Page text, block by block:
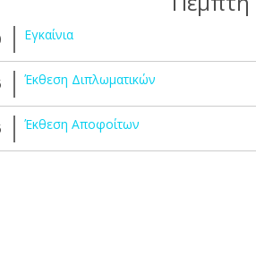
Εγκαίνια
Έκθεση Διπλωματικών
Έκθεση Αποφοίτων